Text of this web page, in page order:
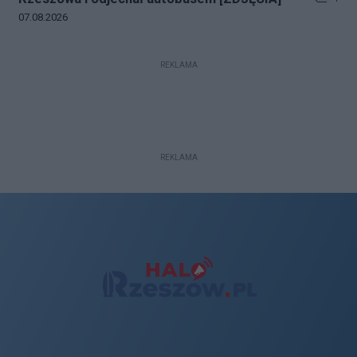
Data dodania galerii:
07.08.2026
REKLAMA
REKLAMA